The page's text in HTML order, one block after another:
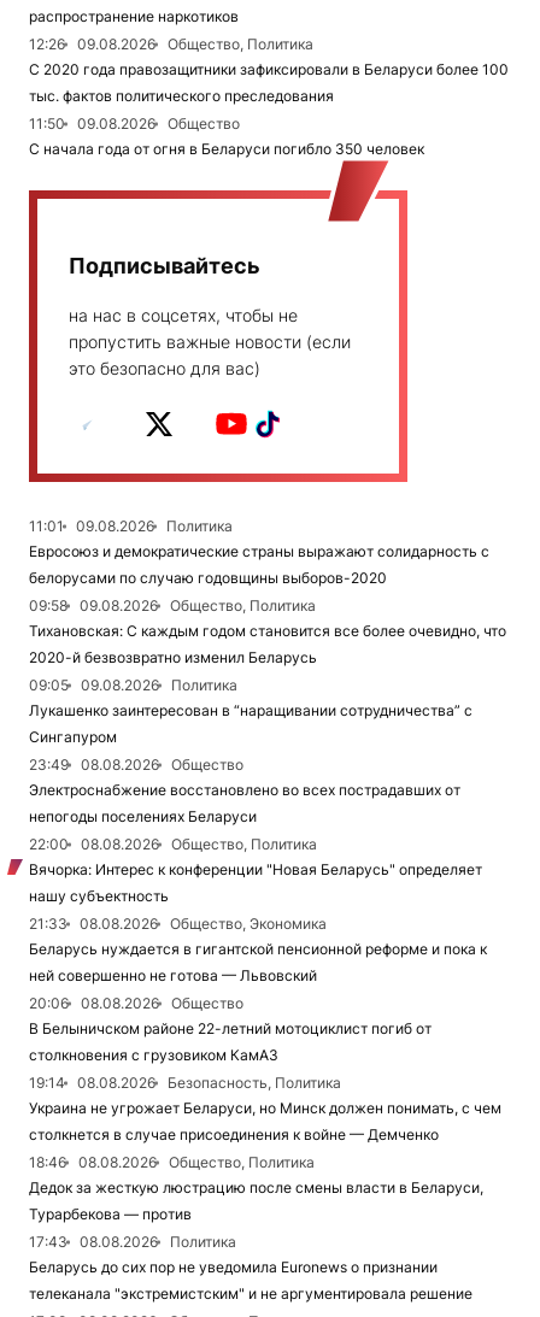
распространение наркотиков
12:26
09.08.2026
Общество, Политика
С 2020 года правозащитники зафиксировали в Беларуси более 100
тыс. фактов политического преследования
11:50
09.08.2026
Общество
С начала года от огня в Беларуси погибло 350 человек
Подписывайтесь
на нас в соцсетях, чтобы не
пропустить важные новости (если
это безопасно для вас)
11:01 09.08.2026
Политика
Евросоюз и демократические страны выражают солидарность с
белорусами по случаю годовщины выборов-2020
09:58
09.08.2026
Общество, Политика
Тихановская: С каждым годом становится все более очевидно, что
2020-й безвозвратно изменил Беларусь
09:05
09.08.2026
Политика
Лукашенко заинтересован в “наращивании сотрудничества” с
Сингапуром
23:49
08.08.2026
Общество
Электроснабжение восстановлено во всех пострадавших от
непогоды поселениях Беларуси
22:00
08.08.2026
Общество, Политика
Вячорка: Интерес к конференции "Новая Беларусь" определяет
нашу субъектность
21:33
08.08.2026
Общество, Экономика
Беларусь нуждается в гигантской пенсионной реформе и пока к
ней совершенно не готова — Львовский
20:06
08.08.2026
Общество
В Белыничском районе 22-летний мотоциклист погиб от
столкновения с грузовиком КамАЗ
19:14
08.08.2026
Безопасность, Политика
Украина не угрожает Беларуси, но Минск должен понимать, с чем
столкнется в случае присоединения к войне — Демченко
18:46
08.08.2026
Общество, Политика
Дедок за жесткую люстрацию после смены власти в Беларуси,
Турарбекова — против
17:43
08.08.2026
Политика
Беларусь до сих пор не уведомила Euronews о признании
телеканала "экстремистским" и не аргументировала решение